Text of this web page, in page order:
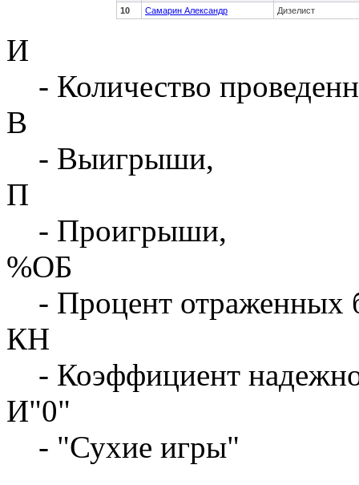
10
Самарин Александр Дизелист
И
- Количество
В
- Выигрыши,
П
- Проигрыши,
%ОБ
- Процент отраженных
КН
- Коэффициент
И"0"
- "Сухие игры"